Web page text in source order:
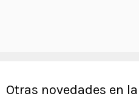
Otras novedades en